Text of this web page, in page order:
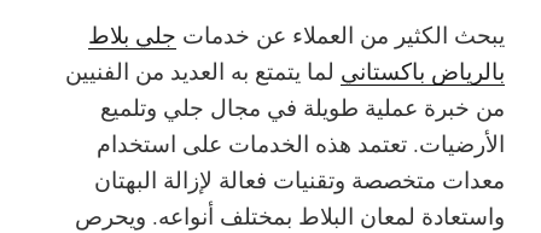
يبحث الكثير من العملاء عن خدمات جلي بلاط
بالرياض باكستاني لما يتمتع به العديد من الفنيين
من خبرة عملية طويلة في مجال جلي وتلميع
الأرضيات. تعتمد هذه الخدمات على استخدام
معدات متخصصة وتقنيات فعالة لإزالة البهتان
واستعادة لمعان البلاط بمختلف أنواعه. ويحرص